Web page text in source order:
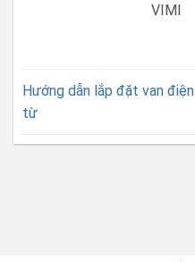
VIMI
Hướng dẫn lắp đặt van điện
từ